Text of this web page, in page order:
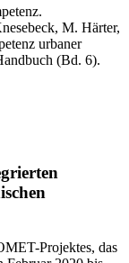
M. Härter,
urbaner
(Bd. 6).
Projektes, das